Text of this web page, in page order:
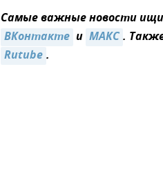
Самые важные новости
ВКонтакте и MAКС.
Rutube.